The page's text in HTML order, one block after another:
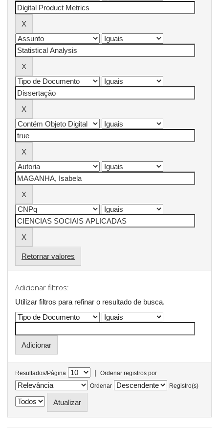
Retornar valores
Adicionar filtros:
Utilizar filtros para refinar o resultado de busca.
Resultados/Página |
Ordenar registros por
Ordenar
Registro(s)